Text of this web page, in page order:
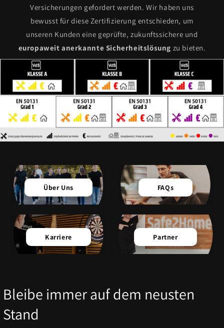
Versicherungen gefordert werden. Wir haben uns
bewusst für diese Zertifizierung entschieden, um
unseren Kunden eine geprüfte, zukunftssichere und
europaweit anerkannte Sicherheitslösung zu bieten.
Über Uns FAQs
Karriere Partner
Bleibe immer auf dem neusten
Stand